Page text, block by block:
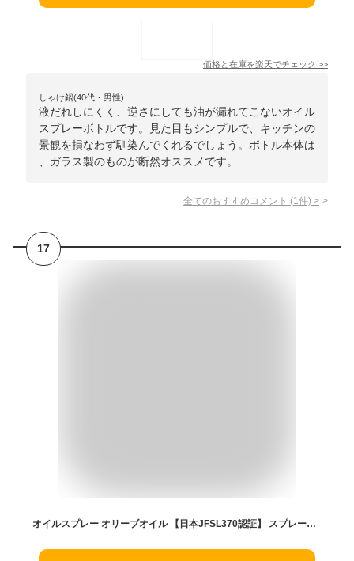
価格と在庫を楽天でチェック >>
しゃけ鍋(40代・男性)
液だれしにくく、逆さにしても油が漏れてこないオイル
スプレーボトルです。見た目もシンプルで、キッチンの
景観を損なわず馴染んでくれるでしょう。ボトル本体は
、ガラス製のものが断然オススメです。
全てのおすすめコメント (1 件) >
17
オイルスプレー オリーブオイル 【日本JFSL370認証】 スプレーボトル 250ml 霧吹き 耐熱ガラス オイル噴射管付属フィルター 液だれしない 垂れない 残油ゼロ設計 醤油 油スプレー 料理用 キッチン用具 食用油 (グレー)